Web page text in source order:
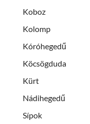
Koboz
Kolomp
Kóróhegedű
Köcsögduda
Kürt
Nádihegedű
Sípok